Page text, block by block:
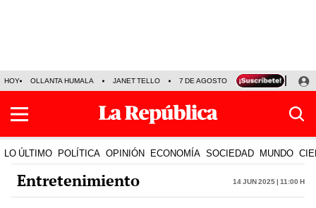
HOY OLLANTA HUMALA JANET TELLO 7 DE AGOSTO TINKA RESULTADOS
LO ÚLTIMO POLÍTICA OPINIÓN ECONOMÍA SOCIEDAD MUNDO
Entretenimiento 14 Jun 2025 | 11:00 h